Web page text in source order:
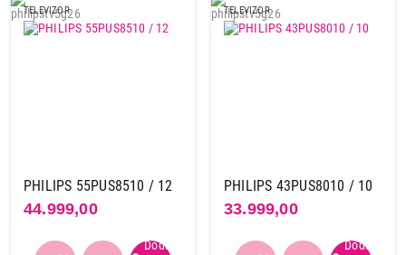
TELEVIZOR
PHILIPS 55PUS8510 / 12
44.999,00
TELEVIZOR
PHILIPS 43PUS8010 / 10
33.999,00